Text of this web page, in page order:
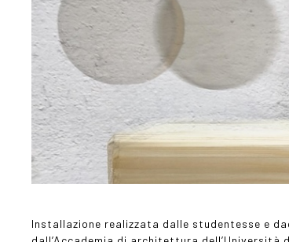
Installazione realizzata dalle studentesse e